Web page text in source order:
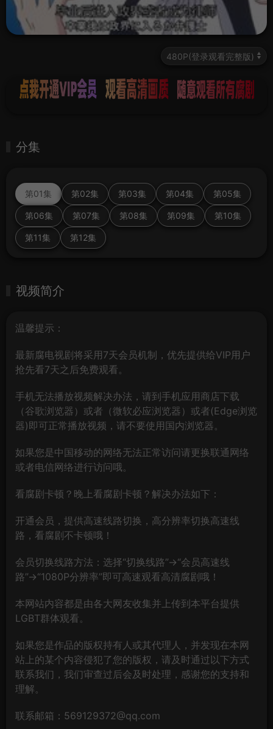
分集
第01集 第02集 第03集 第04集 第05集
第06集 第07集 第08集 第09集 第10集
第11集 第12集
视频简介
温馨提示：
最新腐电视剧将采用7天会员机制，优先提供给VIP用户
抢先看7天之后免费观看。
手机无法播放视频解决办法，请到手机应用商店下载
（谷歌浏览器）或者（微软必应浏览器）或者(Edge浏览
器)即可正常播放视频，请不要使用国内浏览器。
如果您是中国移动的网络无法正常访问请更换联通网络
或者电信网络进行访问哦。
看腐剧卡顿？晚上看腐剧卡顿？解决办法如下：
开通会员，提供高速线路切换，高分辨率切换高速线
路，看腐剧不卡顿哦！
会员切换线路方法：选择“切换线路”→“会员高速线
路”→“1080P分辨率”即可高速观看高清腐剧哦！
本网站内容都是由各大网友收集并上传到本平台提供
LGBT群体观看。
如果您是作品的版权持有人或其代理人，并发现在本网
站上的某个内容侵犯了您的版权，请及时通过以下方式
联系我们，我们审查过后会及时处理，感谢您的支持和
理解。
联系邮箱：569129372@qq.com